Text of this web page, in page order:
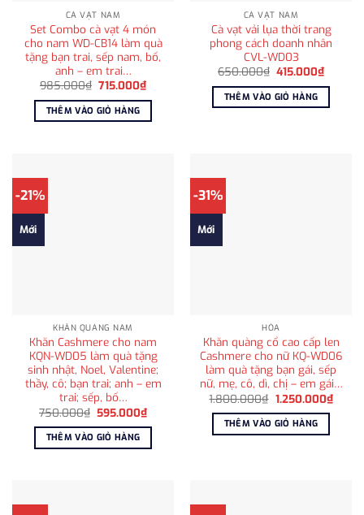
CÀ VẠT NAM
Set Combo cà vạt 4 món
cho nam WD-CB14 làm quà
tặng bạn trai, sếp nam, bố,
anh – em trai…
985.000₫ Giá
là:
985.000₫.
715.000₫Giá
hiện
tại
715.000₫.
THÊM VÀO GIỎ HÀNG
CÀ VẠT NAM
Cà vạt vải lụa thời trang
phong cách doanh nhân
CVL-WD03
650.000₫ Giá
là:
650.000₫.
415.000₫Giá
hiện
tại
THÊM VÀO GIỎ HÀNG
-21%
Mới
KHĂN QUÀNG NAM
Khăn Cashmere cho nam
KQN-WD05 làm quà tặng
sinh nhật, Noel, Valentine;
thầy, cô; bạn trai; anh – em
trai; sếp, bố…
750.000₫ Giá
là:
750.000₫.
595.000₫Giá
hiện
tại
595.000₫.
THÊM VÀO GIỎ HÀNG
-31%
Mới
HỎA
Khăn quàng cổ cao cấp len
Cashmere cho nữ KQ-WD06
làm quà tặng bạn gái, sếp
nữ, mẹ, cô, dì, chị – em gái…
1.800.000₫ Giá
là:
1.800.000₫.
1.250.000₫Giá
hiện
THÊM VÀO GIỎ HÀNG